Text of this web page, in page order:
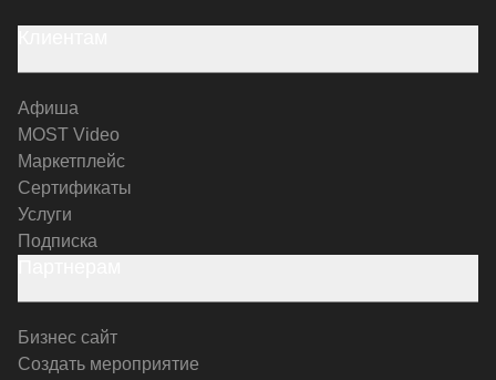
Афиша
MOST Video
Маркетплейс
Сертификаты
Услуги
Подписка
Бизнес сайт
Создать мероприятие